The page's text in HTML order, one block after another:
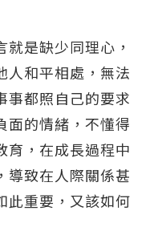
是缺少同理心，
人和平相處，無法
事都照自己的要求
面的情緒，不懂得
育，在成長過程中
導致在人際關係甚
此重要，又該如何